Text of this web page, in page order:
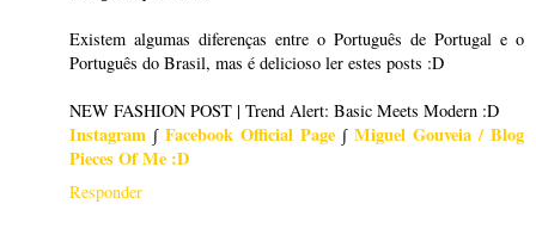
Existem algumas diferenças entre o Português de Portugal e o
Português do Brasil, mas é delicioso ler estes posts :D
NEW FASHION POST | Trend Alert: Basic Meets Modern :D
Instagram ∫ Facebook Official Page ∫ Miguel Gouveia / Blog
Pieces Of Me :D
Responder